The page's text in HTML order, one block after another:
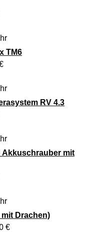
TM6
RV 4.3
Akkuschrauber mit
Drachen)
€